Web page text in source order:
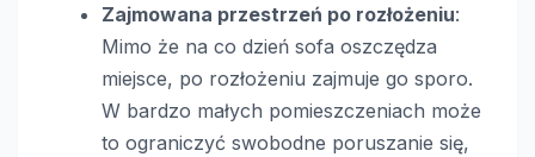
Zajmowana przestrzeń po rozłożeniu:
Mimo że na co dzień sofa oszczędza
miejsce, po rozłożeniu zajmuje go sporo.
W bardzo małych pomieszczeniach może
to ograniczyć swobodne poruszanie się,